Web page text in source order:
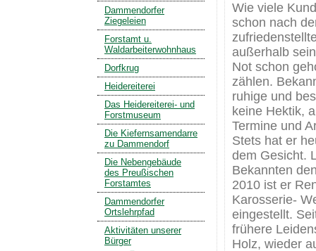
Wie viele
schon nach
außerhalb
Not schon
zählen.
ruhige und
keine Hektik,
Termine und
Stets hat er
dem Gesicht.
Bekannten
2010 ist er
Karosserie-
eingestellt.
frühere
Holz, wieder
Dammendorfer
Ziegeleien
Forstamt u.
Waldarbeiterwohnhaus
Dorfkrug
Heidereiterei
Das Heidereiterei- und
Forstmuseum
Die Kiefernsamendarre
zu Dammendorf
Die Nebengebäude
des Preußischen
Forstamtes
Dammendorfer
Ortslehrpfad
Aktivitäten unserer
Bürger